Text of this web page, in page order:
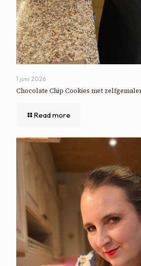
1 juni 2026
Chocolate Chip Cookies met
Read more